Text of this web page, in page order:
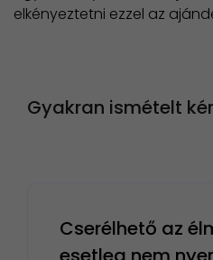
elkényeztetni ezzel az
Gyakran ismételt
Cserélhető az